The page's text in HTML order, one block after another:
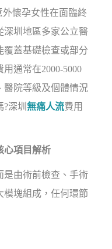
外懷孕女性在面臨終
深圳地區多家公立醫
覆蓋基礎檢查或部分
用通常在2000-5000
醫院等級及個體情況
?深圳無痛人流費用
心項目解析
是由術前檢查、手術
模塊組成，任何環節